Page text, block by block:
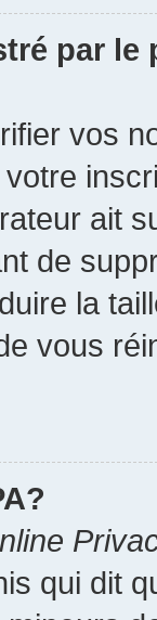
par le
vos
votre
ait
de
la
vous
qui dit